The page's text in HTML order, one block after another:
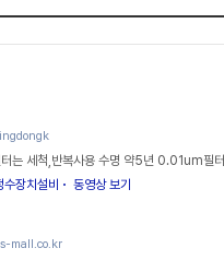
는 세척,반복사용 수명 약5년 0.01um필터
수장치설비 동영상 보기
mall.co.kr